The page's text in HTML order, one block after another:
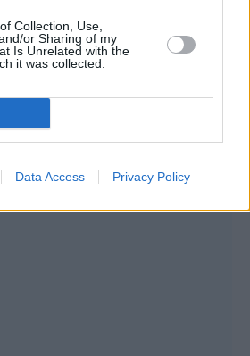
Collection, Use,
or Sharing of my
Is Unrelated with the
it was collected.
Data Access Privacy Policy
κόσμο και τον έκραζε.
τι να κάνουμε» πρόσθεσε,
του συνεργάτης στον ΑΝΤ1.